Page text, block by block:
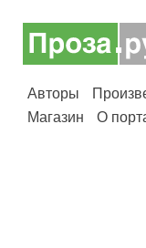
Авторы
Магазин
О